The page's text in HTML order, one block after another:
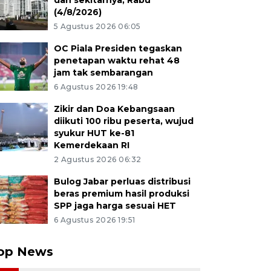
(4/8/2026)
5 Agustus 2026 06:05
OC Piala Presiden tegaskan
penetapan waktu rehat 48
jam tak sembarangan
6 Agustus 2026 19:48
Zikir dan Doa Kebangsaan
diikuti 100 ribu peserta, wujud
syukur HUT ke-81
Kemerdekaan RI
2 Agustus 2026 06:32
Bulog Jabar perluas distribusi
beras premium hasil produksi
SPP jaga harga sesuai HET
6 Agustus 2026 19:51
News